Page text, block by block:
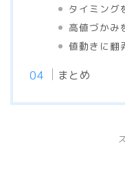
タイミング
高値づかみ
値動きに翻
まとめ